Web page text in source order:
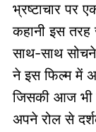
भ्रष्टाचार पर
कहानी इस तरह
साथ-साथ
ने इस फिल्म में
जिसकी आज भी
अपने रोल से